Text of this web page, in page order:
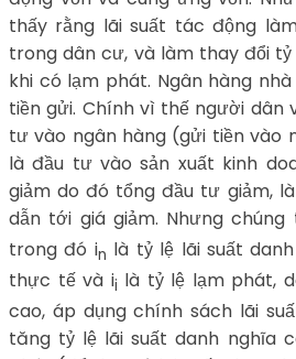
thấy rằng lãi suất tác động
trong dân cư, và làm thay đổi
khi có lạm phát. Ngân hàng
tiền gửi. Chính vì thế người dân
tư vào ngân hàng (gửi tiền vào
là đầu tư vào sản xuất kinh
giảm do đó tổng đầu tư giảm,
dẫn tới giá giảm. Nhưng
trong đó in là tỷ lệ lãi suất
thực tế và ii là tỷ lệ lạm phát,
cao, áp dụng chính sách lãi
tăng tỷ lệ lãi suất danh nghĩa